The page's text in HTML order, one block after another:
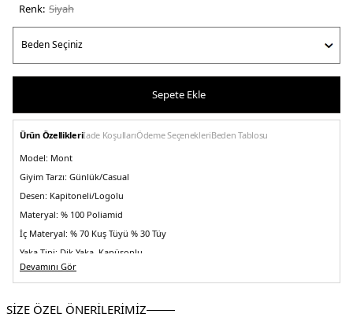
Renk: si̇yah
Sepete Ekle
Ürün Özellikleriİade KoşullarıÖdeme SeçenekleriBeden Tablosu
Model: Mont
Giyim Tarzı: Günlük/Casual
Desen: Kapitoneli/Logolu
Materyal: % 100 Poliamid
İç Materyal: % 70 Kuş Tüyü % 30 Tüy
Yaka Tipi: Dik Yaka, Kapüşonlu
Kapama Şekli:
Cep:Cepli
Devamını Gör
SİZE ÖZEL ÖNERİLERİMİZ